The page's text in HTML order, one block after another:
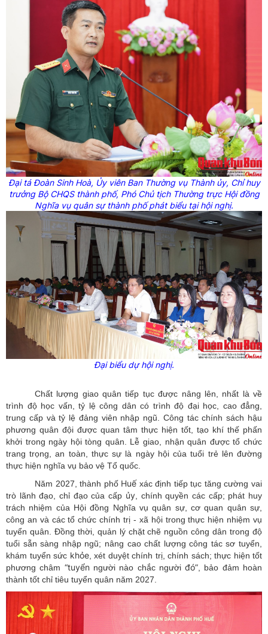
Đại tá Đoàn Sinh Hoà, Ủy viên Ban Thường vụ Thành ủy, Chỉ huy
trưởng Bộ CHQS thành phố, Phó Chủ tịch Thường trực Hộiđồng
Nghĩa vụ quân sự thành phố phát biểu tại hội nghị.
Đại biểu dự hội nghị.
Chất lượng giao quân tiếp tục được nâng lên, nhất là về
trình độ học vấn, tỷ lệ công dân có trình độ đại học, cao đẳng,
trung cấp và tỷ lệ đảng viên nhập ngũ. Công tác chính sách hậu
phương quân đội được quan tâm thực hiện tốt, tạo khí thế phấn
khởi trong ngày hội tòng quân. Lễ giao, nhận quân được tổ chức
trang trọng, an toàn, thực sự là ngày hội của tuổi trẻ lên đường
thực hiện nghĩa vụ bảo vệ Tổ quốc.
Năm 2027, thành phố Huế xác định tiếp tục tăng cường vai
trò lãnh đạo, chỉ đạo của cấp ủy, chính quyền các cấp; phát huy
trách nhiệm của Hội đồng Nghĩa vụ quân sự, cơ quan quân sự,
công an và các tổ chức chính trị - xã hội trong thực hiện nhiệm vụ
tuyển quân. Đồng thời, quản lý chặt chẽ nguồn công dân trong độ
tuổi sẵn sàng nhập ngũ; nâng cao chất lượng công tác sơ tuyển,
khám tuyển sức khỏe, xét duyệt chính trị, chính sách; thực hiện tốt
phương châm “tuyểnngười nào chắc ngườiđó” , bảo đảm hoàn
thành tốt chỉ tiêu tuyển quân năm 2027.